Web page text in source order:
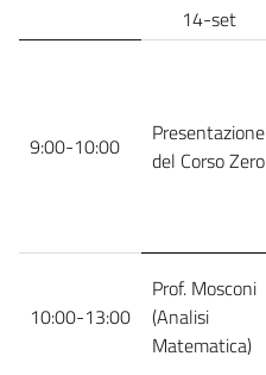
14-set
9:00-10:00
Presentazione
del Corso Zero
10:00-13:00
Prof. Mosconi
(Analisi
Matematica)